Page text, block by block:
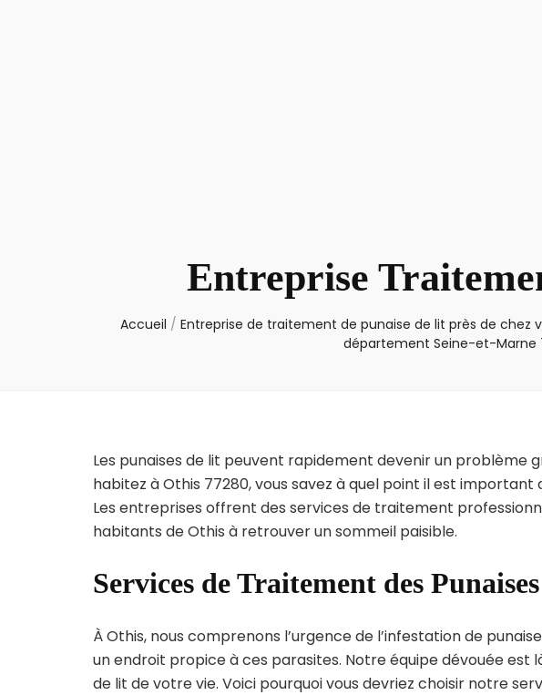
Entreprise
Accueil / Entreprise de traitement de punaise de lit près de chez
département Seine-et-Marne
Les punaises de lit peuvent rapidement devenir un problème
habitez à Othis 77280, vous savez à quel point il est
Les entreprises offrent des services de traitement
habitants de Othis à retrouver un sommeil paisible.
Services de Traitement des
À Othis, nous comprenons l’urgence de l’infestation de
un endroit propice à ces parasites. Notre équipe dévouée est
de lit de votre vie. Voici pourquoi vous devriez choisir notre